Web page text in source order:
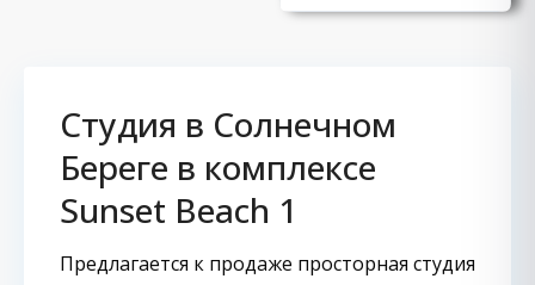
Студия в Солнечном
Береге в комплексе
Sunset Beach 1
Предлагается к продаже просторная студия